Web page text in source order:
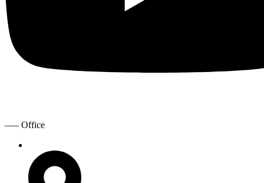
—– Office